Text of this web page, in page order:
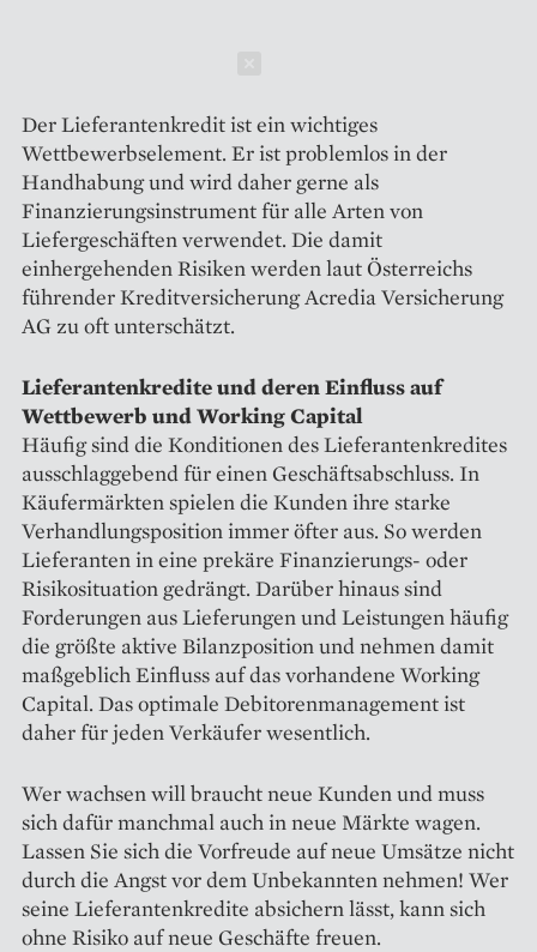
Der Lieferantenkredit ist ein wichtiges
Wettbewerbselement. Er ist problemlos in der
Handhabung und wird daher gerne als
Finanzierungsinstrument für alle Arten von
Liefergeschäften verwendet. Die damit
einhergehenden Risiken werden laut Österreichs
führender Kreditversicherung Acredia Versicherung
AG zu oft unterschätzt.
Lieferantenkredite und deren Einfluss auf
Wettbewerb und Working Capital
Häufig sind die Konditionen des Lieferantenkredites
ausschlaggebend für einen Geschäftsabschluss. In
Käufermärkten spielen die Kunden ihre starke
Verhandlungsposition immer öfter aus. So werden
Lieferanten in eine prekäre Finanzierungs- oder
Risikosituation gedrängt. Darüber hinaus sind
Forderungen aus Lieferungen und Leistungen häufig
die größte aktive Bilanzposition und nehmen damit
maßgeblich Einfluss auf das vorhandene Working
Capital. Das optimale Debitorenmanagement ist
daher für jeden Verkäufer wesentlich.
Wer wachsen will braucht neue Kunden und muss
sich dafür manchmal auch in neue Märkte wagen.
Lassen Sie sich die Vorfreude auf neue Umsätze nicht
durch die Angst vor dem Unbekannten nehmen! Wer
seine Lieferantenkredite absichern lässt, kann sich
ohne Risiko auf neue Geschäfte freuen.